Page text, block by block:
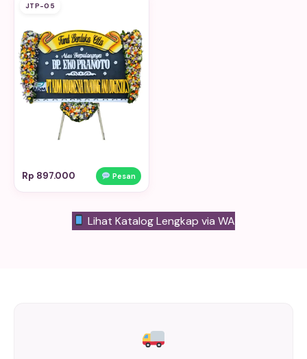
JTP-05
Rp 897.000 Pesan
Lihat Katalog Lengkap via WA